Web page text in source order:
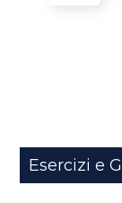
Esercizi e